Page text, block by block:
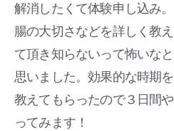
解消したくて体験申し込み。
腸の大切さなどを詳しく教え
て頂き知らないって怖いなと
思いました。効果的な時期を
教えてもらったので３日間や
ってみます！